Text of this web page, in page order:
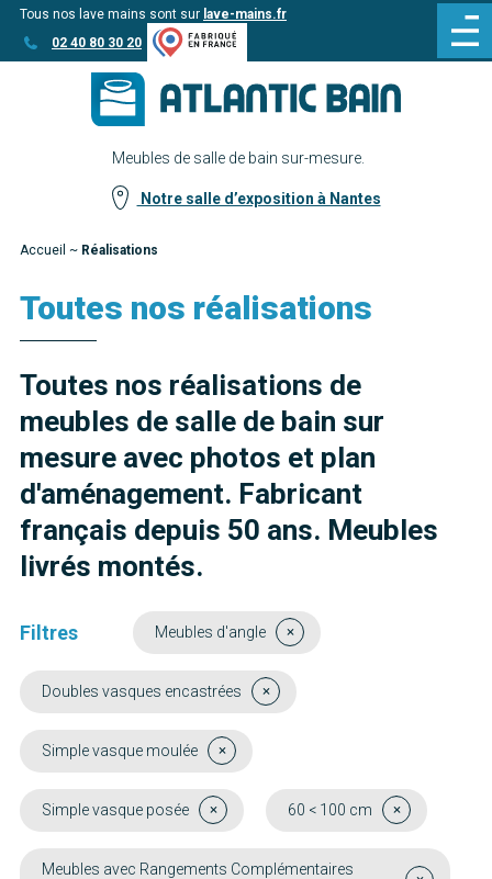
Aller
au
Aller au
contenu
Tous nos lave mains sont sur lave-mains.fr
02 40 80 30 20
Meubles de salle de bain sur-mesure.
Notre salle d’exposition à Nantes
Accueil ~ Réalisations
Toutes nos réalisations
Toutes nos réalisations de
meubles de salle de bain sur
mesure avec photos et plan
d'aménagement. Fabricant
français depuis 50 ans. Meubles
livrés montés.
Filtres Meubles d'angle
Doubles vasques encastrées
Simple vasque moulée
Simple vasque posée 60 < 100 cm
Meubles avec Rangements Complémentaires